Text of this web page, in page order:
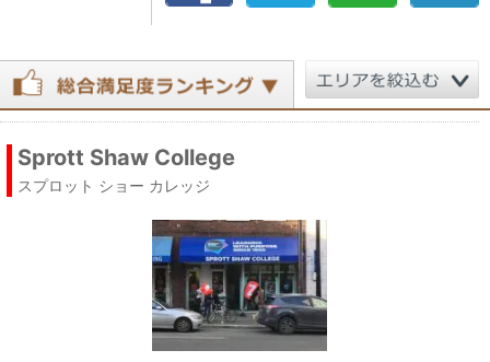
Sprott Shaw College
スプロット ショー カレッジ